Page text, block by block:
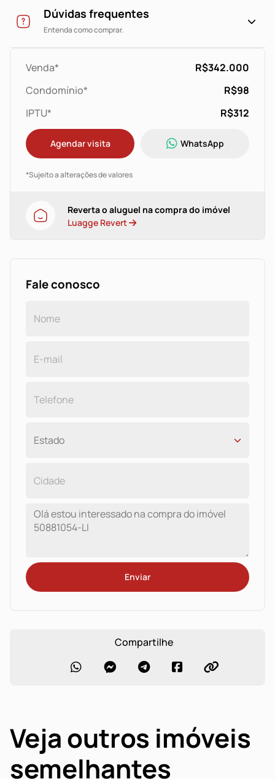
de câmeras. Localização privilegiada do bairro, próximo
a Av. Juca Batista/Zaffari Ipanema, escolas, bancos,
academias e todo o comércio do bairro. Não perca essa
Dúvidas frequentes
Entenda como comprar.
Venda*
R$342.000
Condomínio*
R$98
IPTU*
R$312
Agendar visita WhatsApp
*Sujeito a alterações de valores
Reverta o aluguel na compra do imóvel
Luagge Revert
Fale conosco
Enviar
Compartilhe
Veja outros imóveis
semelhantes